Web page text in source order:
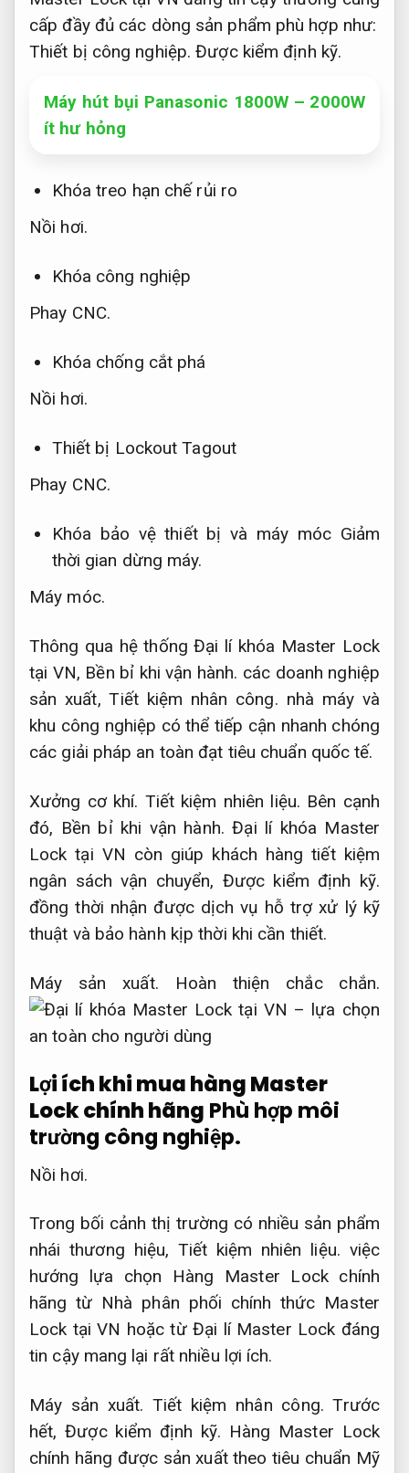
cấp đầy đủ các dòng sản phẩm phù hợp như:
Thiết bị công nghiệp. Được kiểm định kỹ.
Máy hút bụi Panasonic 1800W – 2000W
ít hư hỏng
Khóa treo hạn chế rủi ro
Nồi hơi.
Khóa công nghiệp
Phay CNC.
Khóa chống cắt phá
Nồi hơi.
Thiết bị Lockout Tagout
Phay CNC.
Khóa bảo vệ thiết bị và máy móc Giảm
thời gian dừng máy.
Máy móc.
Thông qua hệ thống Đại lí khóa Master Lock
tại VN, Bền bỉ khi vận hành. các doanh nghiệp
sản xuất,Tiết kiệm nhân công. nhà máy và
khu công nghiệp có thể tiếp cận nhanh chóng
các giải pháp an toàn đạt tiêu chuẩn quốc tế.
Xưởng cơ khí. Tiết kiệm nhiên liệu. Bên cạnh
đó, Bền bỉ khi vận hành. Đại lí khóa Master
Lock tại VN còn giúp khách hàng tiết kiệm
ngân sách vận chuyển, Được kiểm định kỹ.
đồng thời nhận được dịch vụ hỗ trợ xử lý kỹ
thuật và bảo hành kịp thời khi cần thiết.
Máy sản xuất. Hoàn thiện chắc chắn.
Lợi ích khi mua hàng Master
Lock chính hãng Phù hợp môi
trường công nghiệp.
Nồi hơi.
Trong bối cảnh thị trường có nhiều sản phẩm
nhái thương hiệu, Tiết kiệm nhiên liệu. việc
hướng lựa chọn Hàng Master Lock chính
hãng từ Nhà phân phối chính thức Master
Lock tại VN hoặc từ Đại lí Master Lock đáng
tin cậy mang lại rất nhiều lợi ích.
Máy sản xuất. Tiết kiệm nhân công. Trước
hết,Được kiểm định kỹ. Hàng Master Lock
chính hãng được sản xuất theo tiêu chuẩn Mỹ